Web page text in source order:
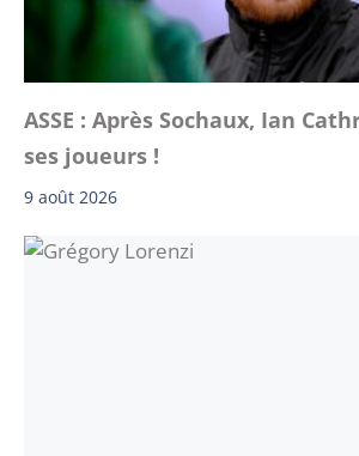
ASSE : Après Sochaux, Ian
ses joueurs !
9 août 2026